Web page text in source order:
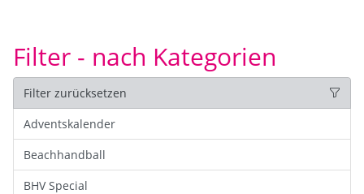
Filter - nach Kategorien
Filter zurücksetzen
Adventskalender
Beachhandball
BHV Special